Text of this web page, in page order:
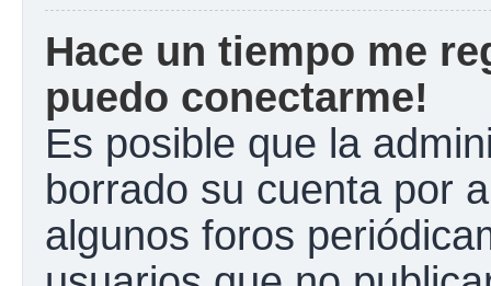
Hace un tiempo me
puedo conectarme!
Es posible que la
borrado su cuenta por
algunos foros